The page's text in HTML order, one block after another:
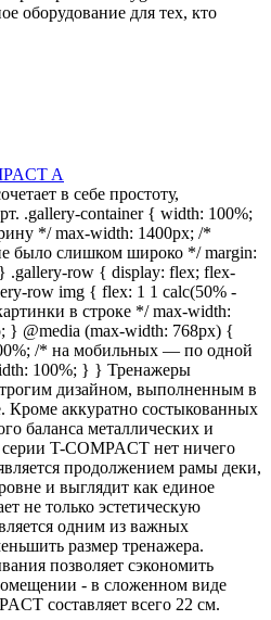
оборудование для тех, кто
A
в себе простоту,
.gallery-container { width: 100%;
*/ max-width: 1400px; /*
было слишком широко */ margin:
.gallery-row { display: flex; flex-
row img { flex: 1 1 calc(50% -
в строке */ max-width:
} @media (max-width: 768px) {
/* на мобильных — по одной
100%; } } Тренажеры
дизайном, выполненным в
Кроме аккуратно состыкованных
баланса металлических и
T-COMPACT нет ничего
продолжением рамы деки,
и выглядит как единое
не только эстетическую
одним из важных
размер тренажера.
позволяет сэкономить
- в сложенном виде
составляет всего 22 см.